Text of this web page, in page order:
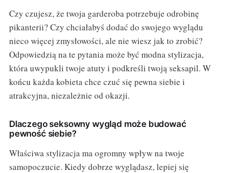
Czy czujesz, że twoja garderoba potrzebuje odrobinę
pikanterii? Czy chciałabyś dodać do swojego wyglądu
nieco więcej zmysłowości, ale nie wiesz jak to zrobić?
Odpowiedzią na te pytania może być modna stylizacja,
która uwypukli twoje atuty i podkreśli twoją seksapil. W
końcu każda kobieta chce czuć się pewna siebie i
atrakcyjna, niezależnie od okazji.
Dlaczego seksowny wygląd może budować
pewność siebie?
Właściwa stylizacja ma ogromny wpływ na twoje
samopoczucie. Kiedy dobrze wyglądasz, lepiej się